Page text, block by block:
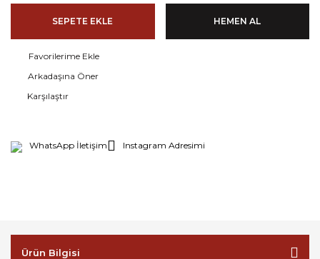
SEPETE EKLE HEMEN AL
Arkadaşına Öner
Karşılaştır
WhatsApp İletişim Instagram Adresimi
Ürün Bilgisi